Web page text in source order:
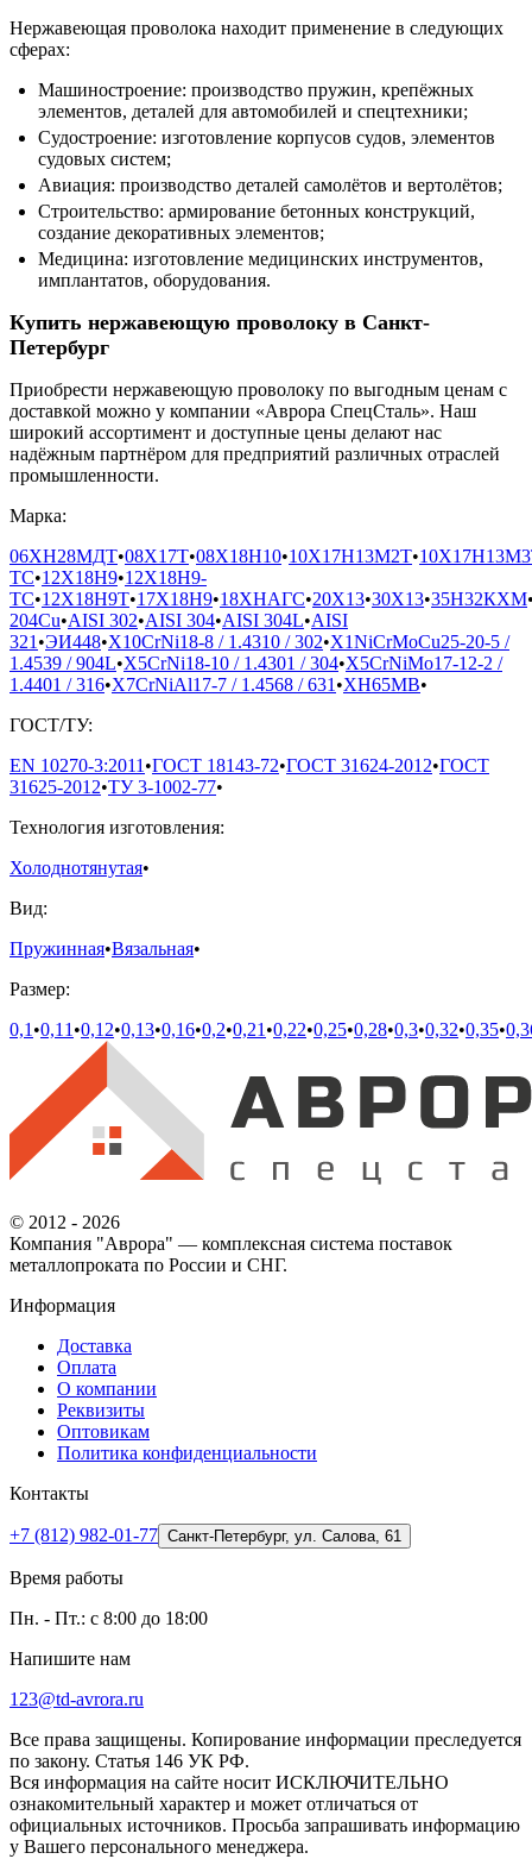
Нержавеющая проволока находит применение в следующих
сферах:
Машиностроение: производство пружин, крепёжных
элементов, деталей для автомобилей и спецтехники;
Судостроение: изготовление корпусов судов, элементов
судовых систем;
Авиация: производство деталей самолётов и вертолётов;
Строительство: армирование бетонных конструкций,
создание декоративных элементов;
Медицина: изготовление медицинских инструментов,
имплантатов, оборудования.
Купить нержавеющую проволоку в Санкт-
Петербург
Приобрести нержавеющую проволоку по выгодным ценам с
доставкой можно у компании «Аврора СпецСталь». Наш
широкий ассортимент и доступные цены делают нас
надёжным партнёром для предприятий различных отраслей
промышленности.
Марка:
06ХН28МДТ•08Х17Т•08Х18Н10•10Х17Н13М2Т•
ТС•12Х18Н9•12Х18Н9-
ТС•12Х18Н9Т•17Х18Н9•18ХНАГС•20Х13•30Х13•35Н32КХМ
204Cu•AISI 302•AISI 304•AISI 304L•AISI
321•ЭИ448•X10CrNi18-8 / 1.4310 / 302•X1NiCrMoCu25-20-5 /
1.4539 / 904L•X5CrNi18-10 / 1.4301 / 304•X5CrNiMo17-12-2 /
1.4401 / 316•X7CrNiAl17-7 / 1.4568 / 631•ХН65МВ•
ГОСТ/ТУ:
EN 10270-3:2011•ГОСТ 18143-72•ГОСТ 31624-2012•ГОСТ
31625-2012•ТУ 3-1002-77•
Технология изготовления:
Холоднотянутая•
Вид:
Пружинная•Вязальная•
Размер:
0,1•0,11•0,12•0,13•0,16•0,2•0,21•0,22•0,25•0,28•0,3•0,32•0,35•
© 2012 - 2026
Компания "Аврора" — комплексная система поставок
металлопроката по России и СНГ.
Информация
Доставка
Оплата
О компании
Реквизиты
Оптовикам
Политика конфиденциальности
Контакты
+7 (812) 982-01-77 Санкт-Петербург, ул. Салова, 61
Время работы
Пн. - Пт.: с 8:00 до 18:00
Напишите нам
123@td-avrora.ru
Все права защищены. Копирование информации преследуется
по закону. Статья 146 УК РФ.
Вся информация на сайте носит ИСКЛЮЧИТЕЛЬНО
ознакомительный характер и может отличаться от
официальных источников. Просьба запрашивать информацию
у Вашего персонального менеджера.